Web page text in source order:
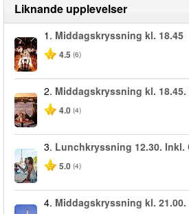
Liknande upplevelser
1. Middagskryssning kl. 18.45
4.5 (6)
2. Middagskryssning kl.
4.0 (4)
3. Lunchkryssning 12.30. Inkl.
5.0 (4)
4. Middagskryssning kl.